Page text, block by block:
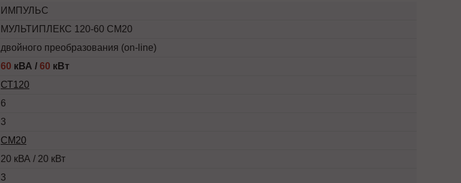
ИМПУЛЬС
МУЛЬТИПЛЕКС 120-60 СМ20
двойного преобразования (on-line)
60 кВА / 60 кВт
СТ120
6
3
СМ20
20 кВА / 20 кВт
3